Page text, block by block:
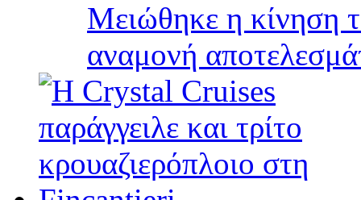
Μειώθηκε η κίνηση
αναμονή